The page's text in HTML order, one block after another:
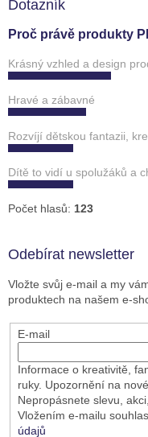
Dotazník
Proč právě produkty
Krásný vzhled a design
Hravé a zábavné
Rozvíjí dětskou fantazii,
Dítě to vidí u spolužáků a
Počet hlasů: 123
Odebírat newsletter
Vložte svůj e-mail a my
produktech na našem e-
E-mail
Informace o kreativitě,
ruky. Upozornění na
Nepropásnete slevu,
Vložením e-mailu
údajů